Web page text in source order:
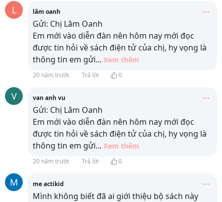
L lâm oanh
Gửi: Chị Lâm Oanh
Em mới vào diễn đàn nên hôm nay mới đọc
được tin hỏi về sách điện tử của chị, hy vọng là
thông tin em gửi... Xem thêm
20 năm trước Trả lời 0
V van anh vu
Gửi: Chị Lâm Oanh
Em mới vào diễn đàn nên hôm nay mới đọc
được tin hỏi về sách điện tử của chị, hy vọng là
thông tin em gửi... Xem thêm
20 năm trước Trả lời 0
M me actikid
Mình không biết đã ai giới thiệu bộ sách này